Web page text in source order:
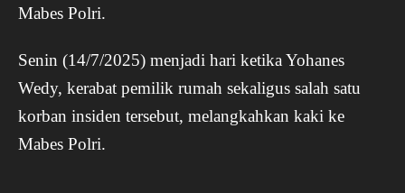
Mabes Polri.
Senin (14/7/2025) menjadi hari ketika Yohanes
Wedy, kerabat pemilik rumah sekaligus salah satu
korban insiden tersebut, melangkahkan kaki ke
Mabes Polri.